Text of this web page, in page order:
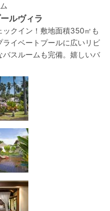
ルヴィラ
クイン！敷地面積350㎡も
イベートプールに広いリビ
スルームも完備。嬉しいバ